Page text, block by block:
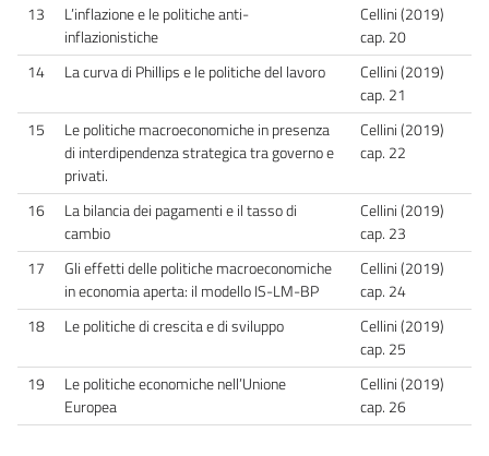
13
L’inflazione e le politiche anti-
inflazionistiche
Cellini (2019)
cap. 20
14
La curva di Phillips e le politiche del lavoro
Cellini (2019)
cap. 21
15
Le politiche macroeconomiche in presenza
di interdipendenza strategica tra governo e
privati.
Cellini (2019)
cap. 22
16
La bilancia dei pagamenti e il tasso di
cambio
Cellini (2019)
cap. 23
17
Gli effetti delle politiche macroeconomiche
in economia aperta: il modello IS-LM-BP
Cellini (2019)
cap. 24
18
Le politiche di crescita e di sviluppo
Cellini (2019)
cap. 25
19
Le politiche economiche nell’Unione
Europea
Cellini (2019)
cap. 26